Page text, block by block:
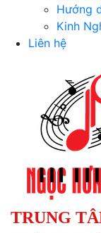
Hướng
Kinh
Liên hệ
TRUNG